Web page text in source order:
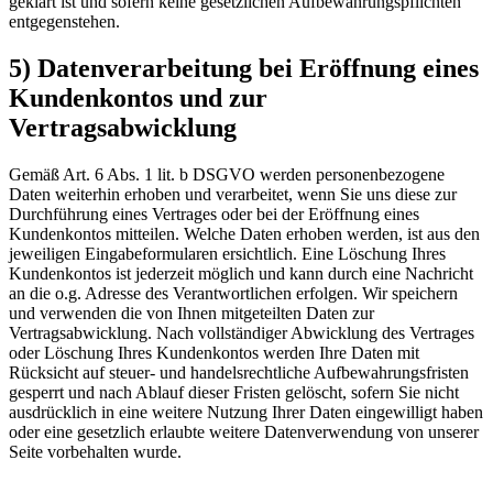
entgegenstehen.
5) Datenverarbeitung bei Eröffnung eines
Kundenkontos und zur
Vertragsabwicklung
Gemäß Art. 6 Abs. 1 lit. b DSGVO werden personenbezogene
Daten weiterhin erhoben und verarbeitet, wenn Sie uns diese zur
Durchführung eines Vertrages oder bei der Eröffnung eines
Kundenkontos mitteilen. Welche Daten erhoben werden, ist aus den
jeweiligen Eingabeformularen ersichtlich. Eine Löschung Ihres
Kundenkontos ist jederzeit möglich und kann durch eine Nachricht
an die o.g. Adresse des Verantwortlichen erfolgen. Wir speichern
und verwenden die von Ihnen mitgeteilten Daten zur
Vertragsabwicklung. Nach vollständiger Abwicklung des Vertrages
oder Löschung Ihres Kundenkontos werden Ihre Daten mit
Rücksicht auf steuer- und handelsrechtliche Aufbewahrungsfristen
gesperrt und nach Ablauf dieser Fristen gelöscht, sofern Sie nicht
ausdrücklich in eine weitere Nutzung Ihrer Daten eingewilligt haben
oder eine gesetzlich erlaubte weitere Datenverwendung von unserer
Seite vorbehalten wurde.